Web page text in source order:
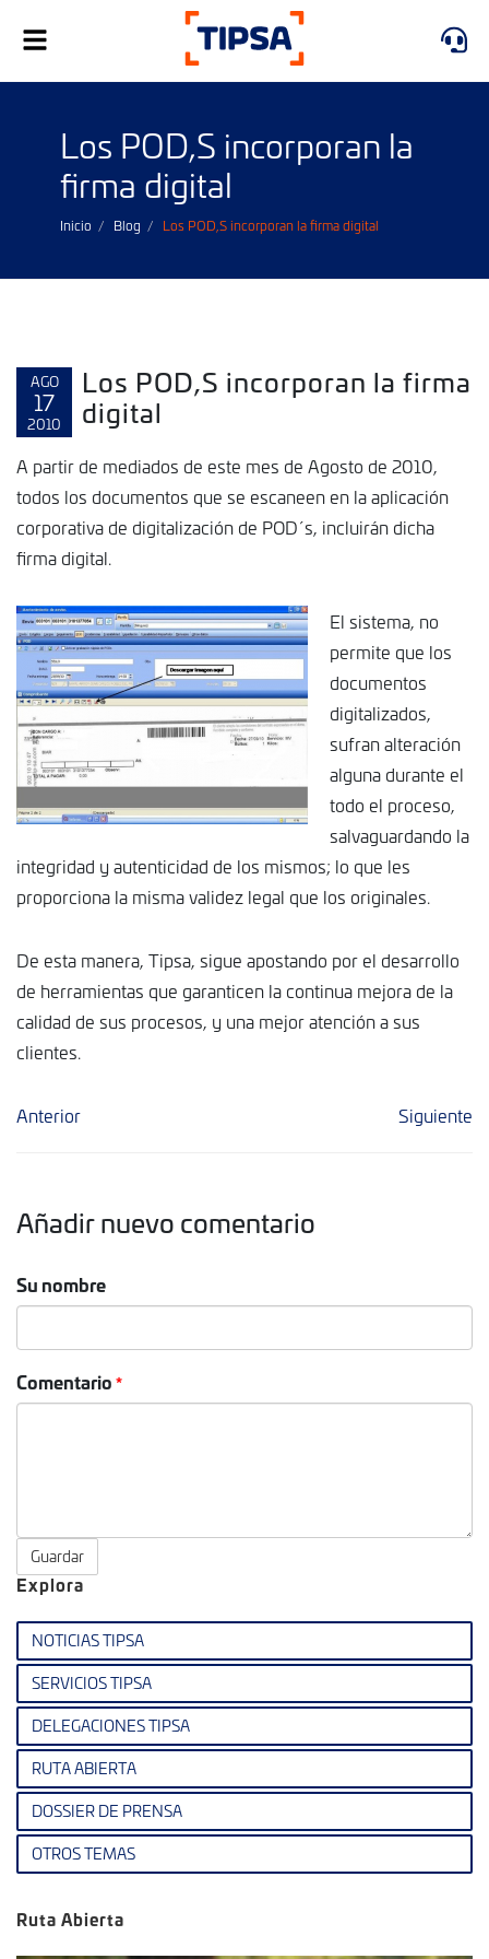
Alternar
navegación
Los POD,S incorporan la
firma digital
Inicio Blog Los POD,S incorporan la firma digital
AGO
17
2010
Los POD,S incorporan la firma
digital
A partir de mediados de este mes de Agosto de 2010,
todos los documentos que se escaneen en la aplicación
corporativa de digitalización de POD´s, incluirán dicha
firma digital.
El sistema, no
permite que los
documentos
digitalizados,
sufran alteración
alguna durante el
todo el proceso,
salvaguardando la
integridad y autenticidad de los mismos; lo que les
proporciona la misma validez legal que los originales.
De esta manera, Tipsa, sigue apostando por el desarrollo
de herramientas que garanticen la continua mejora de la
calidad de sus procesos, y una mejor atención a sus
clientes.
Anterior Siguiente
Añadir nuevo comentario
Su nombre
Comentario
Guardar
Explora
NOTICIAS TIPSA
SERVICIOS TIPSA
DELEGACIONES TIPSA
RUTA ABIERTA
DOSSIER DE PRENSA
OTROS TEMAS
Ruta Abierta